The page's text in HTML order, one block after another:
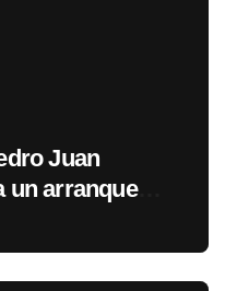
Juan
un arranque